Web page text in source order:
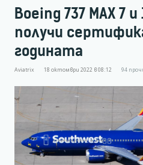
Boeing 737 MAX 7
получи
годината
Aviatrix 18 октомври 2022 в 08:12 94